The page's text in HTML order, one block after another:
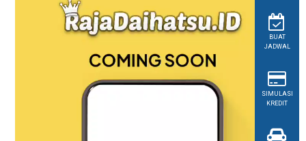
Kenaikan
Terbaru!
BUAT
JADWAL
SIMULASI
KREDIT